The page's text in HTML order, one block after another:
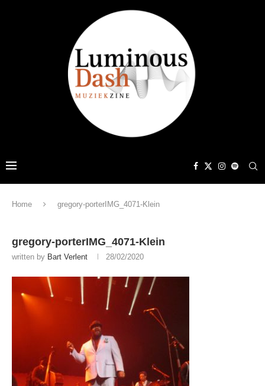
Home gregory-porterIMG_4071-Klein
gregory-porterIMG_4071-Klein
written by Bart Verlent 28/02/2020